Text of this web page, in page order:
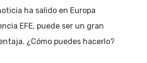
ha salido en Europa
EFE, puede ser un gran
¿Cómo puedes hacerlo?